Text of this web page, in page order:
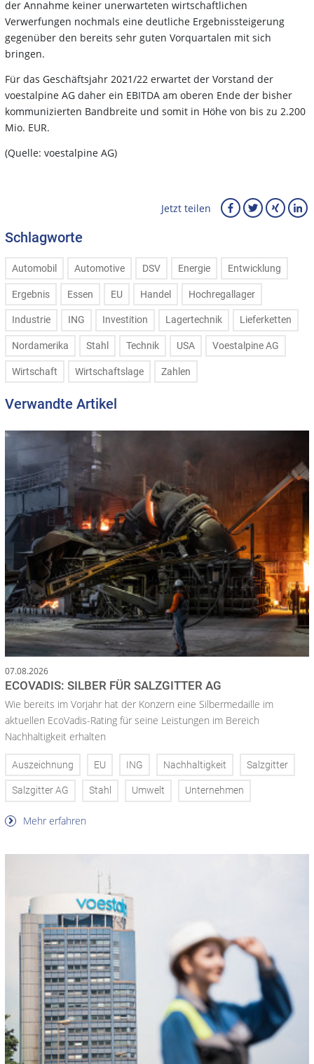
der Annahme keiner unerwarteten wirtschaftlichen
Verwerfungen nochmals eine deutliche Ergebnissteigerung
gegenüber den bereits sehr guten Vorquartalen mit sich
bringen.
Für das Geschäftsjahr 2021/22 erwartet der Vorstand der
voestalpine AG daher ein EBITDA am oberen Ende der bisher
kommunizierten Bandbreite und somit in Höhe von bis zu 2.200
Mio. EUR.
(Quelle: voestalpine AG)
Jetzt teilen
Schlagworte
Automobil Automotive DSV Energie Entwicklung
Ergebnis Essen EU Handel Hochregallager
Industrie ING Investition Lagertechnik Lieferketten
Nordamerika Stahl Technik USA Voestalpine AG
Wirtschaft Wirtschaftslage Zahlen
Verwandte Artikel
07.08.2026
ECOVADIS: SILBER FÜR SALZGITTER AG
Wie bereits im Vorjahr hat der Konzern eine Silbermedaille im
aktuellen EcoVadis-Rating für seine Leistungen im Bereich
Nachhaltigkeit erhalten
Auszeichnung EU ING Nachhaltigkeit Salzgitter
Salzgitter AG Stahl Umwelt Unternehmen
Mehr erfahren